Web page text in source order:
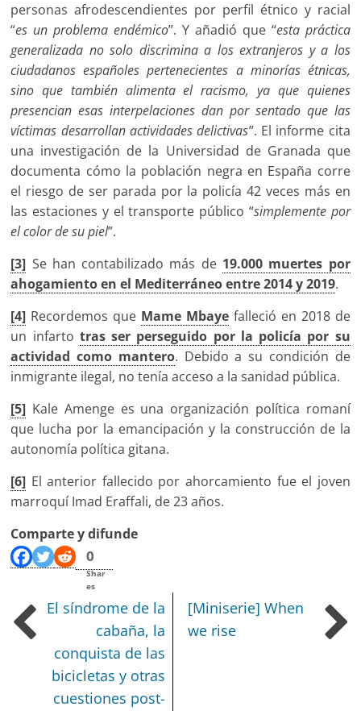
personas afrodescendientes por perfil étnico y racial
“es un problema endémico”. Y añadió que “esta práctica
generalizada no solo discrimina a los extranjeros y a los
ciudadanos españoles pertenecientes a minorías étnicas,
sino que también alimenta el racismo, ya que quienes
presencian esas interpelaciones dan por sentado que las
víctimas desarrollan actividades delictivas”. El informe cita
una investigación de la Universidad de Granada que
documenta cómo la población negra en España corre
el riesgo de ser parada por la policía 42 veces más en
las estaciones y el transporte público “simplemente por
el color de su piel”.
[3] Se han contabilizado más de 19.000 muertes por
ahogamiento en el Mediterráneo entre 2014 y 2019.
[4] Recordemos que Mame Mbaye falleció en 2018 de
un infarto tras ser perseguido por la policía por su
actividad como mantero. Debido a su condición de
inmigrante ilegal, no tenía acceso a la sanidad pública.
[5] Kale Amenge es una organización política romaní
que lucha por la emancipación y la construcción de la
autonomía política gitana.
[6] El anterior fallecido por ahorcamiento fue el joven
marroquí Imad Eraffali, de 23 años.
Comparte y difunde
0
Shar
es
El síndrome de la
cabaña, la
conquista de las
bicicletas y otras
cuestiones post-
[Miniserie] When
we rise